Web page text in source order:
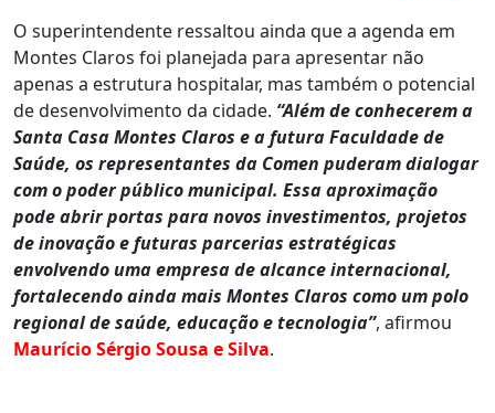
O superintendente ressaltou ainda que a agenda em
Montes Claros foi planejada para apresentar não
apenas a estrutura hospitalar, mas também o potencial
de desenvolvimento da cidade. “Além de conhecerem a
Santa Casa Montes Claros e a futura Faculdade de
Saúde, os representantes da Comen puderam dialogar
com o poder público municipal. Essa aproximação
pode abrir portas para novos investimentos, projetos
de inovação e futuras parcerias estratégicas
envolvendo uma empresa de alcance internacional,
fortalecendo ainda mais Montes Claros como um polo
regional de saúde, educação e tecnologia”, afirmou
Maurício Sérgio Sousa e Silva.